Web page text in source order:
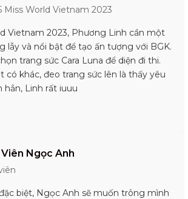
Miss World Vietnam 2023
Vietnam 2023, Phương Linh cần một
lẫy và nổi bật để tạo ấn tượng với BGK.
trang sức Cara Luna để diện đi thi.
có khác, đeo trang sức lên là thấy yêu
hẳn, Linh rất iuuu
Ngọc Anh
biệt, Ngọc Anh sẽ muốn trông mình